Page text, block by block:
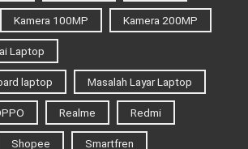
Kamera 100MP Kamera 200MP
Laptop
laptop Masalah Layar Laptop
Realme Redmi
Shopee Smartfren